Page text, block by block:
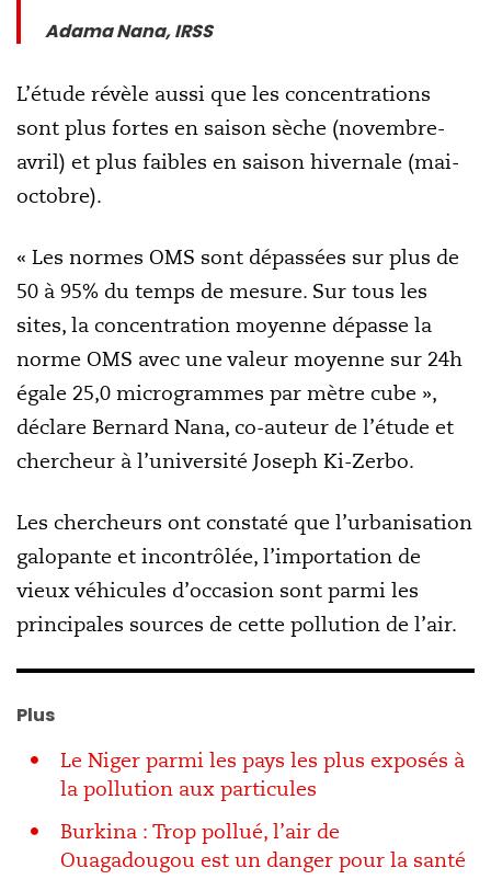
Adama Nana, IRSS
L’étude révèle aussi que les concentrations
sont plus fortes en saison sèche (novembre-
avril) et plus faibles en saison hivernale (mai-
octobre).
« Les normes OMS sont dépassées sur plus de
50 à 95% du temps de mesure. Sur tous les
sites, la concentration moyenne dépasse la
norme OMS avec une valeur moyenne sur 24h
égale 25,0 microgrammes par mètre cube »,
déclare Bernard Nana, co-auteur de l’étude et
chercheur à l’université Joseph Ki-Zerbo.
Les chercheurs ont constaté que l’urbanisation
galopante et incontrôlée, l’importation de
vieux véhicules d’occasion sont parmi les
principales sources de cette pollution de l’air.
Plus
Le Niger parmi les pays les plus exposés à
la pollution aux particules
Burkina : Trop pollué, l’air de
Ouagadougou est un danger pour la santé